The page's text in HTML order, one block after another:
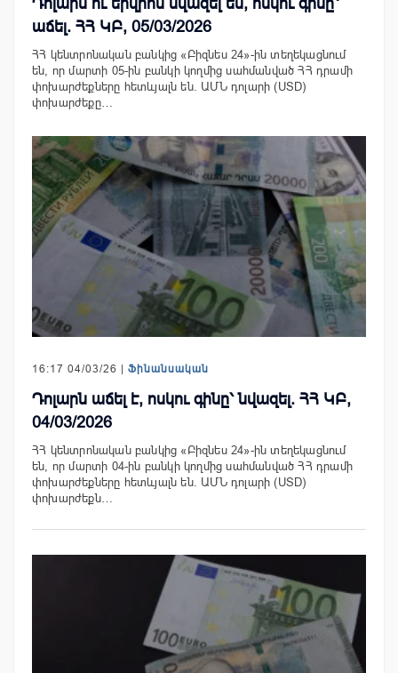
Դոլարն ու երվրոն նվազել են, ոսկու գինը՝
աճել. ՀՀ ԿԲ, 05/03/2026
ՀՀ կենտրոնական բանկից «Բիզնես 24»-ին տեղեկացնում
են, որ մարտի 05-ին բանկի կողմից սահմանված ՀՀ դրամի
փոխարժեքները հետևյալն են. ԱՄՆ դոլարի (USD)
փոխարժեքը…
16:17 04/03/26 | Ֆինանսական
Դոլարն աճել է, ոսկու գինը՝ նվազել. ՀՀ ԿԲ,
04/03/2026
ՀՀ կենտրոնական բանկից «Բիզնես 24»-ին տեղեկացնում
են, որ մարտի 04-ին բանկի կողմից սահմանված ՀՀ դրամի
փոխարժեքները հետևյալն են. ԱՄՆ դոլարի (USD)
փոխարժեքն…